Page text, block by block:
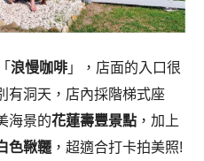
浪慢咖啡 」，店面的入口很
有洞天，店內採階梯式座
海景的花蓮壽豐景點 ，加上
色鞦韆 ，超適合打卡拍美照!